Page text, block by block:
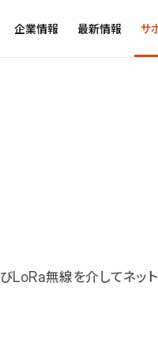
企業情報 最新情報 サ
無線を介してネッ